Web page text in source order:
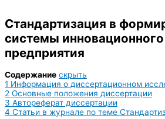
Стандартизация в
системы
предприятия
Содержание скрыть
1 Информация о диссертационном
2 Основные положения диссертации
3 Автореферат диссертации
4 Статьи в журнале по теме